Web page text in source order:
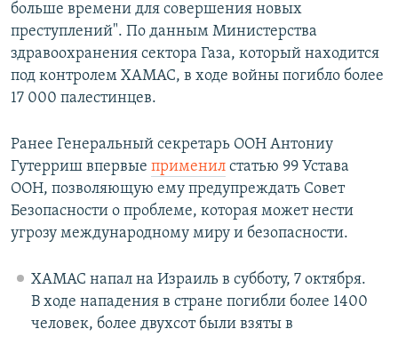
больше времени для совершения новых
преступлений". По данным Министерства
здравоохранения сектора Газа, который находится
под контролем ХАМАС, в ходе войны погибло более
17 000 палестинцев.
Ранее Генеральный секретарь ООН Антониу
Гутерриш впервые применил статью 99 Устава
ООН, позволяющую ему предупреждать Совет
Безопасности о проблеме, которая может нести
угрозу международному миру и безопасности.
ХАМАС напал на Израиль в субботу, 7 октября.
В ходе нападения в стране погибли более 1400
человек, более двухсот были взяты в